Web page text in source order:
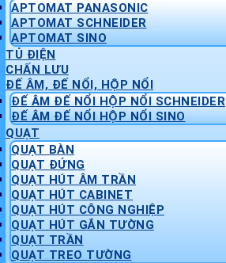
APTOMAT PANASONIC
APTOMAT SCHNEIDER
APTOMAT SINO
TỦ ĐIỆN
CHẤN LƯU
ĐẾ ÂM, ĐẾ NỔI, HỘP NỔI
ĐẾ ÂM ĐẾ NỔI HỘP NỔI SCHNEIDER
ĐẾ ÂM ĐẾ NỔI HỘP NỔI SINO
QUẠT
QUẠT BÀN
QUẠT ĐỨNG
QUẠT HÚT ÂM TRẦN
QUẠT HÚT CABINET
QUẠT HÚT CÔNG NGHIỆP
QUẠT HÚT GẮN TƯỜNG
QUẠT TRẦN
QUẠT TREO TƯỜNG